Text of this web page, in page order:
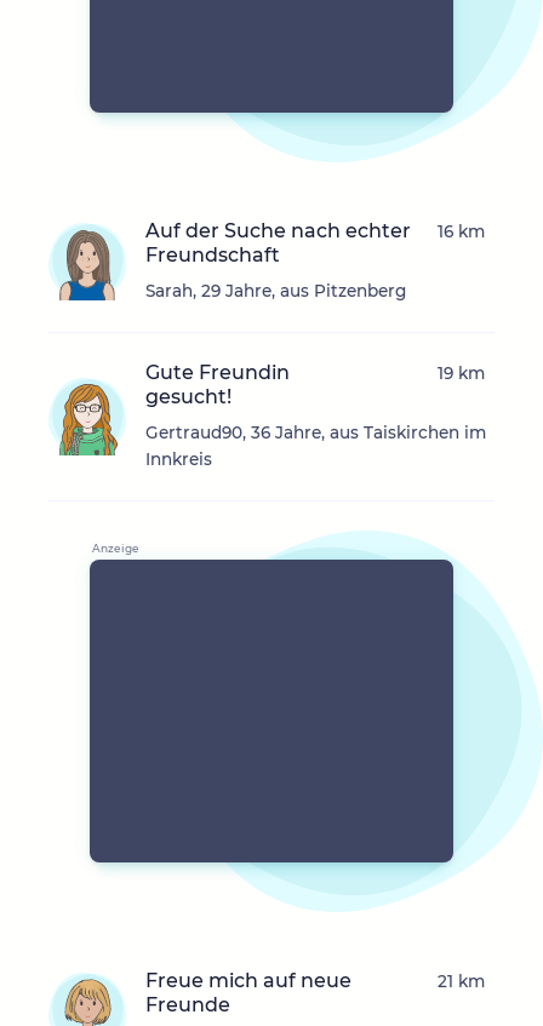
Auf der Suche nach echter
Freundschaft
Sarah, 29 Jahre, aus Pitzenberg
16 km
Gute Freundin
gesucht!
Gertraud90, 36 Jahre, aus Taiskirchen im
Innkreis
19 km
Freue mich auf neue
Freunde
21 km